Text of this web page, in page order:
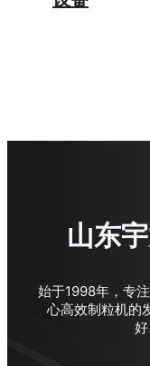
山东
始于1998年，专
心高效制粒机的